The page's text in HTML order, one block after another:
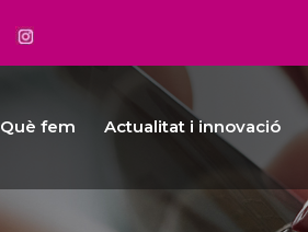
Què fem Actualitat i innovació